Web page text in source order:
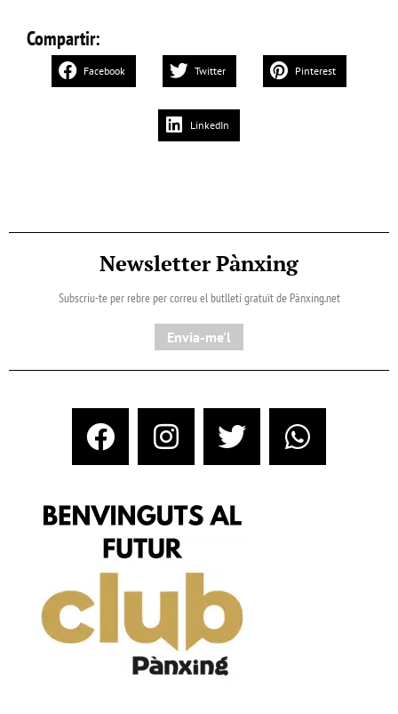
Compartir:
Facebook Twitter Pinterest
LinkedIn
Newsletter Pànxing
Subscriu-te per rebre per correu el butlletí gratuït de Pànxing.net​
Envia-me'l